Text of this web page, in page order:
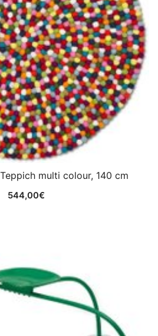
multi colour, 140 cm
544,00€